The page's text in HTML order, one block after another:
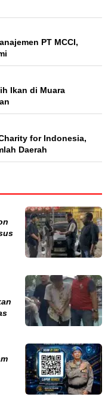
PT MCCI,
Ikan di Muara
for Indonesia,
Daerah